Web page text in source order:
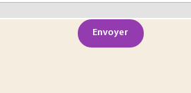
Envoyer